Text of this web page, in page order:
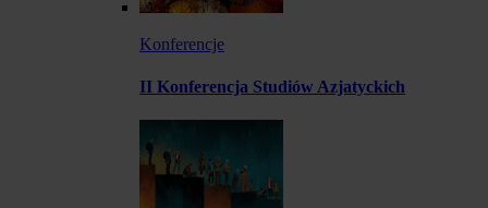
Konferencje
II Konferencja Studiów Azjatyckich